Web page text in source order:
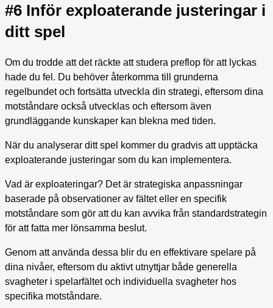
#6 Inför exploaterande justeringar i
ditt spel
Om du trodde att det räckte att studera preflop för att lyckas
hade du fel. Du behöver återkomma till grunderna
regelbundet och fortsätta utveckla din strategi, eftersom dina
motståndare också utvecklas och eftersom även
grundläggande kunskaper kan blekna med tiden.
När du analyserar ditt spel kommer du gradvis att upptäcka
exploaterande justeringar som du kan implementera.
Vad är exploateringar? Det är strategiska anpassningar
baserade på observationer av fältet eller en specifik
motståndare som gör att du kan avvika från standardstrategin
för att fatta mer lönsamma beslut.
Genom att använda dessa blir du en effektivare spelare på
dina nivåer, eftersom du aktivt utnyttjar både generella
svagheter i spelarfältet och individuella svagheter hos
specifika motståndare.